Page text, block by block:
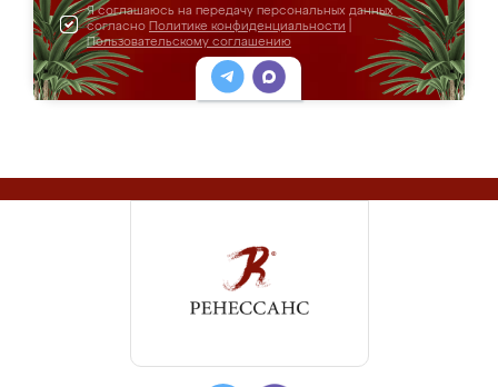
Я соглашаюсь на передачу персональных данных
согласно Политике конфиденциальности
Пользовательскому соглашению